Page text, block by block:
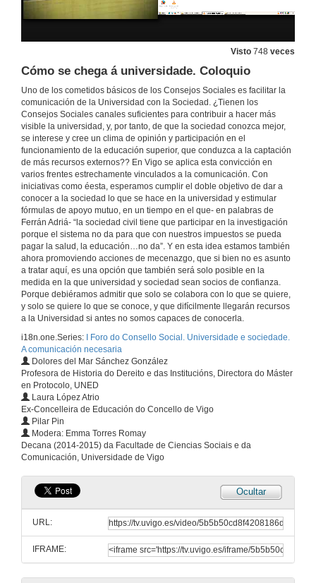
Visto 748 veces
Cómo se chega á universidade. Coloquio
Uno de los cometidos básicos de los Consejos Sociales es facilitar la
comunicación de la Universidad con la Sociedad. ¿Tienen los
Consejos Sociales canales suficientes para contribuir a hacer más
visible la universidad, y, por tanto, de que la sociedad conozca mejor,
se interese y cree un clima de opinión y participación en el
funcionamiento de la educación superior, que conduzca a la captación
de más recursos externos?? En Vigo se aplica esta convicción en
varios frentes estrechamente vinculados a la comunicación. Con
iniciativas como éesta, esperamos cumplir el doble objetivo de dar a
conocer a la sociedad lo que se hace en la universidad y estimular
fórmulas de apoyo mutuo, en un tiempo en el que- en palabras de
Ferrán Adriá- “la sociedad civil tiene que participar en la investigación
porque el sistema no da para que con nuestros impuestos se pueda
pagar la salud, la educación…no da”. Y en esta idea estamos también
ahora promoviendo acciones de mecenazgo, que si bien no es asunto
a tratar aquí, es una opción que también será solo posible en la
medida en la que universidad y sociedad sean socios de confianza.
Porque debiéramos admitir que solo se colabora con lo que se quiere,
y solo se quiere lo que se conoce, y que difícilmente llegarán recursos
a la Universidad si antes no somos capaces de conocerla.
i18n.one.Series:
I Foro do Consello Social. Universidade e sociedade.
A comunicación necesaria
Dolores del Mar Sánchez González
Profesora de Historia do Dereito e das Institucións, Directora do Máster
en Protocolo, UNED
Laura López Atrio
Ex-Concelleira de Educación do Concello de Vigo
Pilar Pin
Modera: Emma Torres Romay
Decana (2014-2015) da Facultade de Ciencias Sociais e da
Comunicación, Universidade de Vigo
Ocultar
URL:
IFRAME:
24 de abr. de 2015
Alumnos a calquera idade: aprender para qué. Intervención do moderador
24 de abr. de 2015
Alumnos a calquera idade: aprender para qué Coloquio debate
24 de abr. de 2015
Qué poden facer os medios de comunicación. Presentación
24 de abr. de 2015
Qué poden facer os medios de comunicación
24 de abr. de 2015
Qué poden facer os medios de comunicación. Coloquio e primeiras conclusións.
Cómo se chega á universidade
24 de abr. de 2015
Cómo se chega á universidade
24 de abr. de 2015
Cómo se chega á universidade